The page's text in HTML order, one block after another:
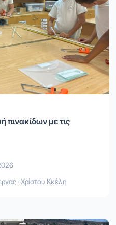
πινακίδων με τις
-Χρίστου Κκέλη